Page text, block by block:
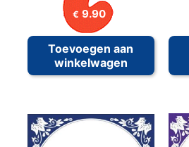
€ 9.90
Toevoegen aan
winkelwagen